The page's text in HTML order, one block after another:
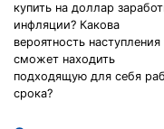
купить на доллар
инфляции? Какова
вероятность
сможет находить
подходящую для себя
срока?